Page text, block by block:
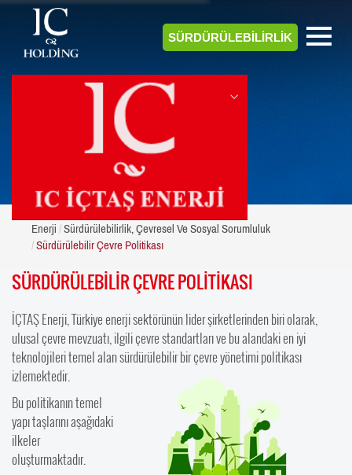
SÜRDÜRÜLEBİLİRLİK
ENERJİ
Enerji Sürdürülebilirlik, Çevresel Ve Sosyal Sorumluluk
Sürdürülebilir Çevre Politikası
SÜRDÜRÜLEBİLİR ÇEVRE POLİTİKASI
İÇTAŞ Enerji, Türkiye enerji sektörünün lider şirketlerinden biri olarak,
ulusal çevre mevzuatı, ilgili çevre standartları ve bu alandaki en iyi
teknolojileri temel alan sürdürülebilir bir çevre yönetimi politikası
izlemektedir.
Bu politikanın temel
yapı taşlarını aşağıdaki
ilkeler
oluşturmaktadır.